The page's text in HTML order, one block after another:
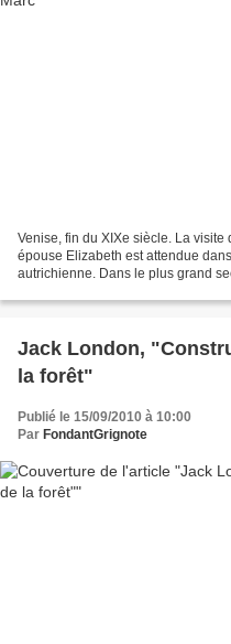
Venise, fin du XIXe siècle. La
épouse Elizabeth est attendue
autrichienne. Dans le plus grand
Jack London,
la forêt"
Publié le 15/09/2010 à 10:00
Par FondantGrignote